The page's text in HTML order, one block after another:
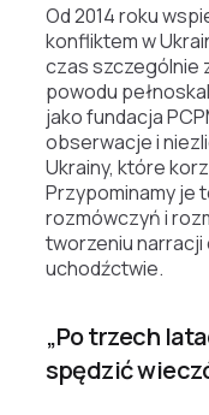
Od 2014 roku
konfliktem w
czas szczególnie
powodu
jako fundacja
obserwacje i
Ukrainy, które
Przypominamy je
rozmówczyń i
tworzeniu
uchodźctwie.
„Po trzech
spędzić